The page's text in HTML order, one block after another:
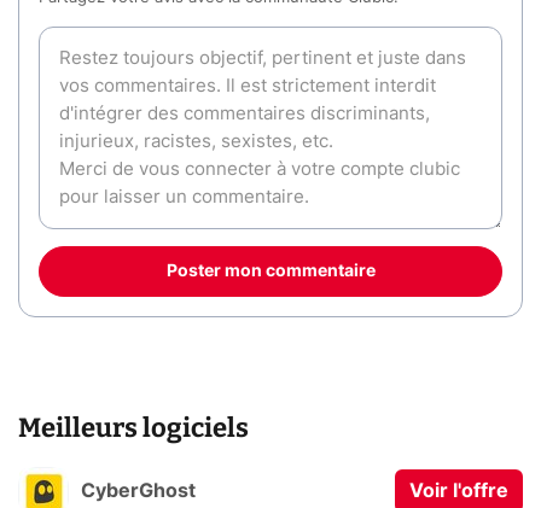
Poster mon commentaire
Meilleurs logiciels
CyberGhost Voir l'offre